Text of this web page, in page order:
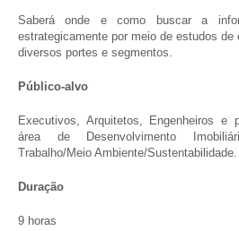
Saberá onde e como buscar a
estrategicamente por meio de estudos
diversos portes e segmentos.
Público-alvo
Executivos, Arquitetos, Engenheiros e
área de Desenvolvimento
Trabalho/Meio Ambiente/Sustentabilidade.
Duração
9 horas